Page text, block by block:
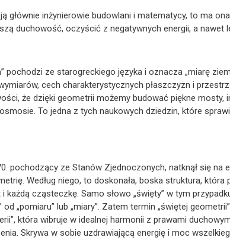
głównie inżynierowie budowlani i matematycy, to ma
duchowość, oczyścić z negatywnych energii, a nawet
pochodzi ze starogreckiego języka i oznacza „miarę
cech charakterystycznych płaszczyzn i
że dzięki geometrii możemy budować piękne mosty,
To jedna z tych naukowych dziedzin, które
pochodzący ze Stanów Zjednoczonych, natknął się na
Według niego, to doskonała, boska struktura, która
cząsteczkę. Samo słowo „święty” w tym
od „pomiaru” lub „miary”. Zatem termin „świętej
która wibruje w idealnej harmonii z prawami
Skrywa w sobie uzdrawiającą energię i moc